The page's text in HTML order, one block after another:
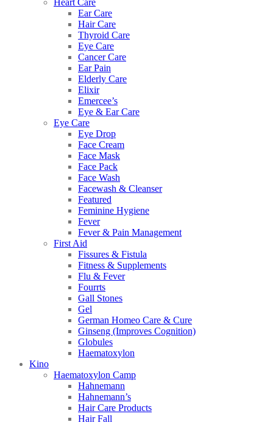
Heart Care
Ear Care
Hair Care
Thyroid Care
Eye Care
Cancer Care
Ear Pain
Elderly Care
Elixir
Emercee’s
Eye & Ear Care
Eye Care
Eye Drop
Face Cream
Face Mask
Face Pack
Face Wash
Facewash & Cleanser
Featured
Feminine Hygiene
Fever
Fever & Pain Management
First Aid
Fissures & Fistula
Fitness & Supplements
Flu & Fever
Fourrts
Gall Stones
Gel
German Homeo Care & Cure
Ginseng (Improves Cognition)
Globules
Haematoxylon
Kino
Haematoxylon Camp
Hahnemann
Hahnemann’s
Hair Care Products
Hair Fall